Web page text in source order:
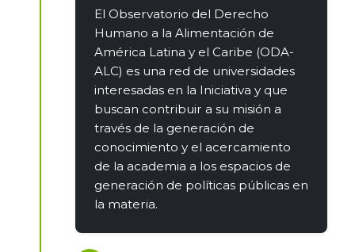
El Observatorio del Derecho
Humano a la Alimentación de
América Latina y el Caribe (ODA-
ALC) es una red de universidades
interesadas en la Iniciativa y que
buscan contribuir a su misión a
través de la generación de
conocimiento y el acercamiento
de la academia a los espacios de
generación de políticas públicas en
la materia.